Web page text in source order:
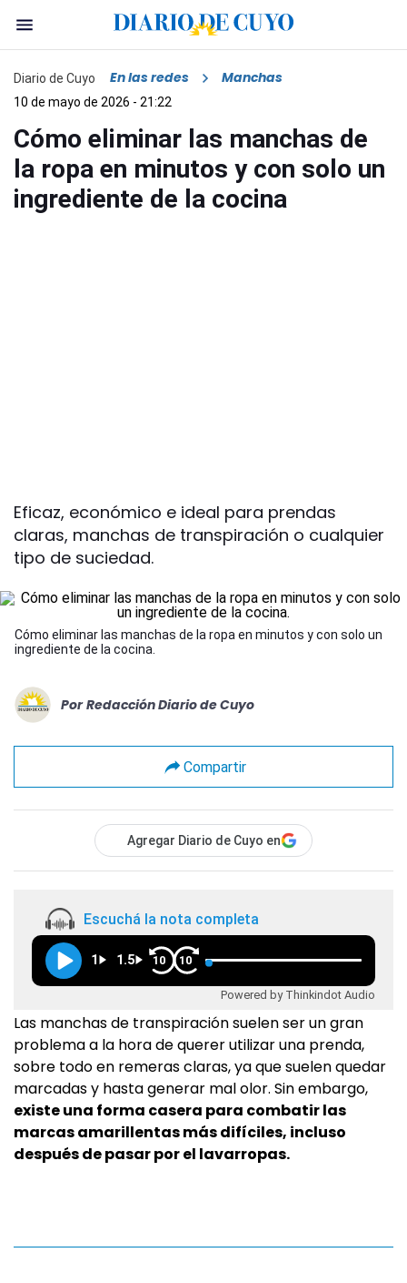
Diario de Cuyo En las redes Manchas
10 de mayo de 2026 - 21:22
Cómo eliminar las manchas de
la ropa en minutos y con solo un
ingrediente de la cocina
Eficaz, económico e ideal para prendas
claras, manchas de transpiración o cualquier
tipo de suciedad.
Cómo eliminar las manchas de la ropa en minutos y con solo un
ingrediente de la cocina.
Por Redacción Diario de Cuyo
Compartir
Agregar Diario de Cuyo en
Escuchá la nota completa
1 1.5 10 10
Powered by Thinkindot Audio
Las manchas de transpiración suelen ser un gran
problema a la hora de querer utilizar una prenda,
sobre todo en remeras claras, ya que suelen quedar
marcadas y hasta generar mal olor. Sin embargo,
existe una forma casera para combatir las
marcas amarillentas más difíciles, incluso
después de pasar por el lavarropas.